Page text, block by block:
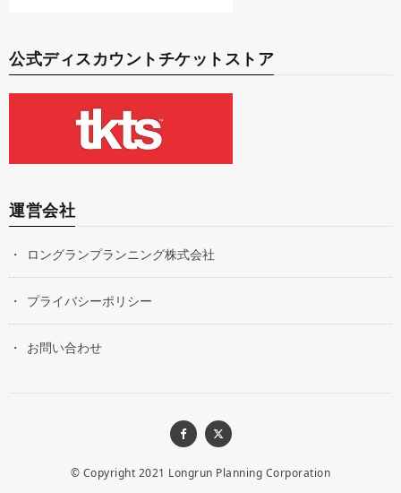
公式ディスカウントチケットストア
運営会社
ロングランプランニング株式会社
プライバシーポリシー
お問い合わせ
© Copyright 2021 Longrun Planning Corporation